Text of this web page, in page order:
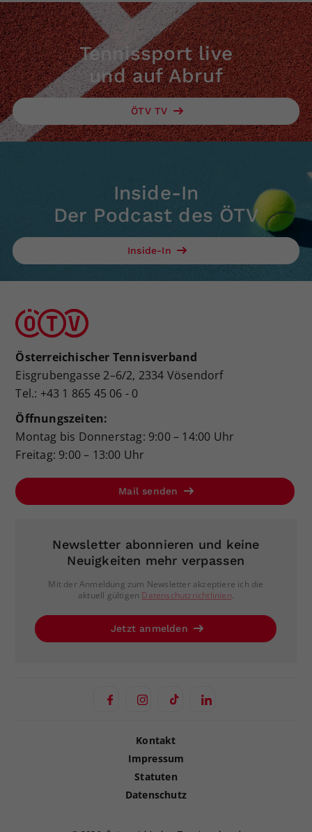
Tennissport live
und auf Abruf
ÖTV TV
Inside-In
Der Podcast des ÖTV
Inside-In
Österreichischer Tennisverband
Eisgrubengasse 2–6/2, 2334 Vösendorf
Tel.: +43 1 865 45 06 - 0
Öffnungszeiten:
Montag bis Donnerstag: 9:00 – 14:00 Uhr
Freitag: 9:00 – 13:00 Uhr
Mail senden
Newsletter abonnieren und keine
Neuigkeiten mehr verpassen
Mit der Anmeldung zum Newsletter akzeptiere ich die
aktuell gültigen Datenschutzrichtlinien.
Jetzt anmelden
Kontakt
Impressum
Statuten
Datenschutz